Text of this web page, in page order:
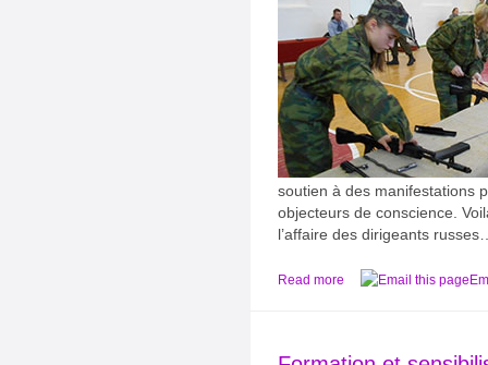
soutien à des manifestations
objecteurs de conscience.
l’affaire des dirigeants
Read more